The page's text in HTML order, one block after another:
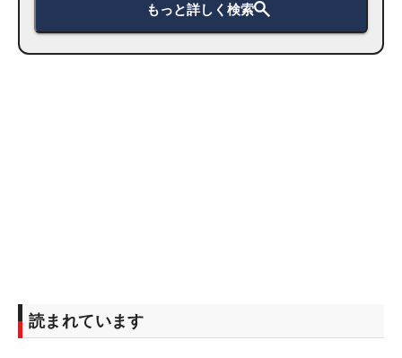
もっと詳しく検索
読まれています